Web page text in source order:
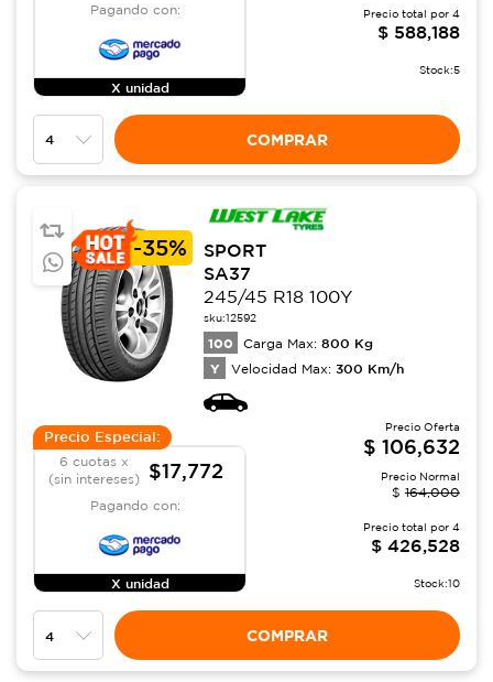
Pagando con:
X unidad
Precio total por 4
$ 588,188
Stock:5
COMPRAR
-35%
SPORT
SA37
245/45 R18 100Y
sku:12592
100 Carga Max: 800 Kg
Y Velocidad Max: 300 Km/h
Precio Especial:
6 cuotas x
(sin intereses)
$17,772
Pagando con:
X unidad
Precio Oferta
$ 106,632
Precio Normal
$ 164,000
Precio total por 4
$ 426,528
Stock:10
COMPRAR